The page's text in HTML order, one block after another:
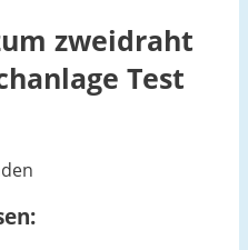
zweidraht
Test